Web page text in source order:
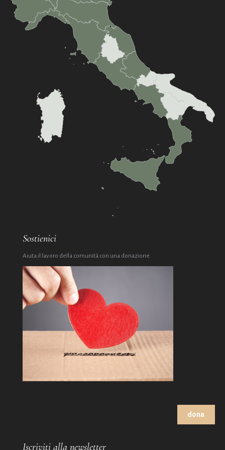
Sostienici
Aiuta il lavoro della comunità con una donazione.
dona
Iscriviti alla newsletter